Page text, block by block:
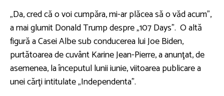
„Da, cred că o voi cumpăra, mi-ar plăcea să o văd acum”,
a mai glumit Donald Trump despre „107 Days”. O altă
figură a Casei Albe sub conducerea lui Joe Biden,
purtătoarea de cuvânt Karine Jean-Pierre, a anunţat, de
asemenea, la începutul lunii iunie, viitoarea publicare a
unei cărţi intitulate „Independenta”.